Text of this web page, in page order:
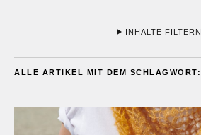
INHALTE FILTERN
ALLE ARTIKEL MIT DEM SCHLAGWORT: